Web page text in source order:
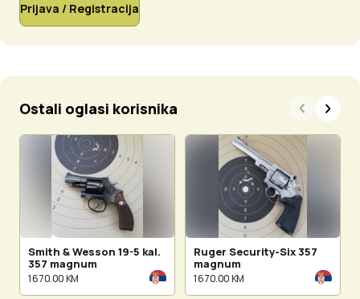
Prijava / Registracija
Ostali oglasi korisnika
Smith & Wesson 19-5 kal.
357 magnum
1 670.00 KM
Ruger Security-Six 357
magnum
1 670.00 KM